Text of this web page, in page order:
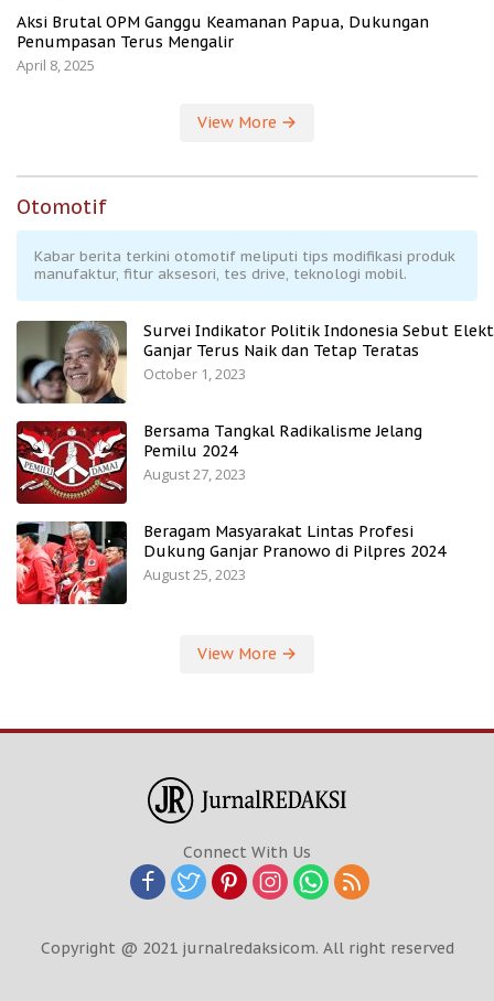
Aksi Brutal OPM Ganggu Keamanan Papua, Dukungan
Penumpasan Terus Mengalir
April 8, 2025
View More
Otomotif
Kabar berita terkini otomotif meliputi tips modifikasi produk
manufaktur, fitur aksesori, tes drive, teknologi mobil.
Survei Indikator Politik Indonesia Sebut
Ganjar Terus Naik dan Tetap Teratas
October 1, 2023
Bersama Tangkal Radikalisme Jelang
Pemilu 2024
August 27, 2023
Beragam Masyarakat Lintas Profesi
Dukung Ganjar Pranowo di Pilpres 2024
August 25, 2023
View More
Connect With Us
Copyright @ 2021 jurnalredaksicom. All right reserved